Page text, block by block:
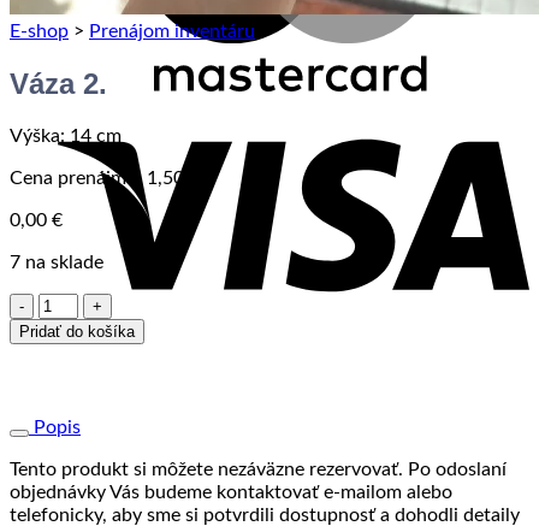
E-shop > Prenájom inventáru
Váza 2.
Výška: 14 cm
Cena prenájmu: 1,50€
0,00 €
7 na sklade
množstvo
Váza
2.
Pridať do košíka
Popis
Tento produkt si môžete nezáväzne rezervovať. Po odoslaní
objednávky Vás budeme kontaktovať e-mailom alebo
telefonicky, aby sme si potvrdili dostupnosť a dohodli detaily